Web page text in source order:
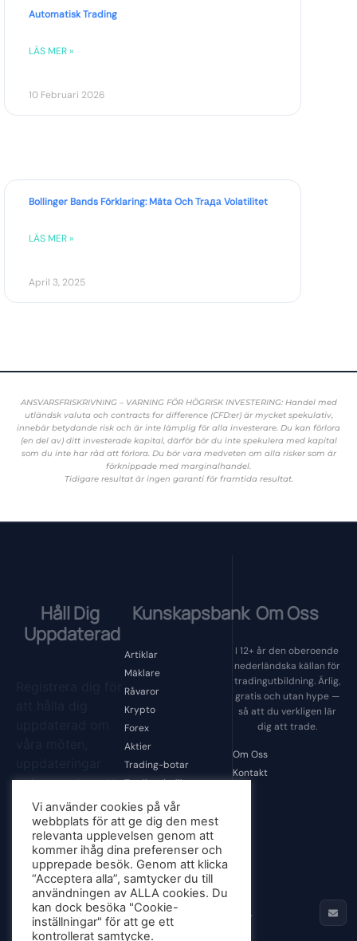
Automatisk Trading
LÄS MER »
10 Februari 2026
Bollinger Bands Förklaring: Mäta Och Trада Volatilitet
LÄS MER »
April 3, 2025
ANSVARSFRISKRIVNING – VARNING FÖR HÖGRISK INVESTERING: Handel med
utländsk valuta och contracts for difference (CFD:er) är mycket spekulativ,
innebär betydande risk och är inte lämplig för alla investerare. Du kan förlora
(en del av) ditt investerade kapital, därför bör du inte spekulera med kapital
som du inte har råd att förlora. Du bör vara medveten om alla risker som är
förknippade med marginalhandel.
Tidigare resultat är ingen garanti för framtida resultat.
Håll Dig
Uppdaterad
och senaste nytt.
Registrera
Kunskapsbank
Artiklar
Mäklare
Råvaror
Krypto
Forex
Aktier
Trading-botar
Tradingsindikatorer
Tradingpsykologi
Tradingbedrägerier
Tradingprogramvara
Tradingverktyg
Okategoriserad
Om Oss
I 12+ år den oberoende
nederländska källan för
tradingutbildning. Ärlig,
gratis och utan hype —
så att du verkligen lär
dig att trade.
Om Oss
Kontakt
© 2013 - 2026
Börjamedrading.se - Alla
Rättigheter Förbehållna.
Allmänna Villkor
Vi använder cookies på vår
webbplats för att ge dig den mest
relevanta upplevelsen genom att
kommer ihåg dina preferenser och
upprepade besök. Genom att klicka
“Acceptera alla”, samtycker du till
användningen av ALLA cookies. Du
kan dock besöka "Cookie-
inställningar" för att ge ett
kontrollerat samtycke.